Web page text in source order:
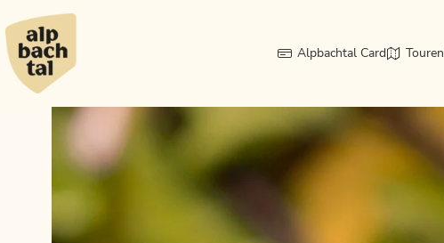
Alpbachtal Card Touren